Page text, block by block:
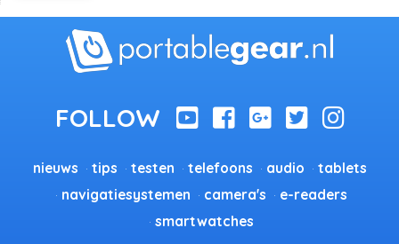
nieuws tips testen telefoons audio
tablets
navigatiesystemen
camera's
e-readers
smartwatches